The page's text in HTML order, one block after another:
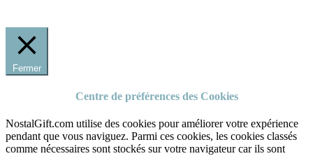
Fermer
Centre de préférences des Cookies
NostalGift.com utilise des cookies pour améliorer votre expérience
pendant que vous naviguez. Parmi ces cookies, les cookies classés
comme nécessaires sont stockés sur votre navigateur car ils sont